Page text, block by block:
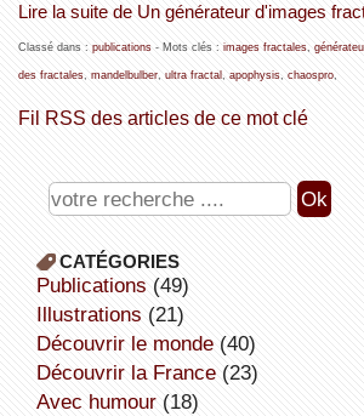
Lire la suite de Un générateur d'images
Classé dans : publications- Mots clés : images fractales,
des fractales, mandelbulber, ultra fractal apophysis, chaospro,
Fil RSS des articles de ce mot clé
CATÉGORIES
publications (49)
illustrations (21)
découvrir le monde(40)
découvrir la France(23)
avec humour(18)